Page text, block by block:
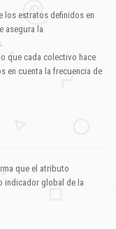
los estratos definidos en
asegura la
que cada colectivo hace
en cuenta la frecuencia de
que el atributo
indicador global de la